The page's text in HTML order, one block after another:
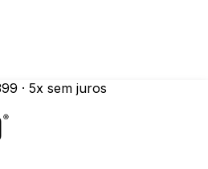
· 5x sem juros